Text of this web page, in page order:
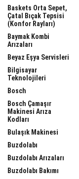
Baskets Orta Sepet,
Çatal Bıçak Tepsisi
(Konfor Rayları)
Baymak Kombi
Arızaları
Beyaz Eşya Servisleri
Bilgisayar
Teknolojileri
Bosch
Bosch Çamaşır
Makinesi Arıza
Kodları
Bulaşık Makinesi
Buzdolabı
Buzdolabı Arızaları
Buzdolabı Bakımı